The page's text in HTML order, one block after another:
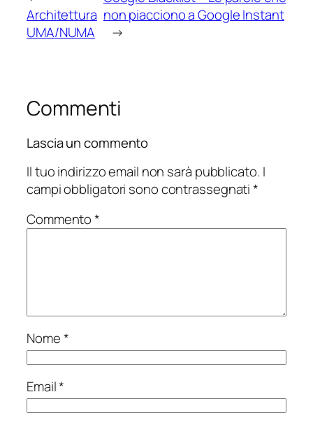
Architettura
UMA/NUMA
non piacciono a Google Instant
→
Commenti
Lascia un commento
Il tuo indirizzo email non sarà pubblicato. I
campi obbligatori sono contrassegnati*
Commento*
Nome*
Email*